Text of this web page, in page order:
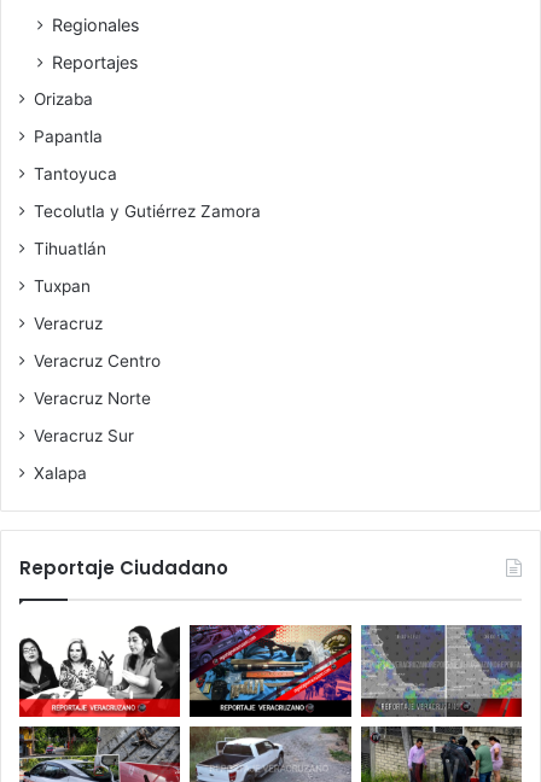
Regionales
Reportajes
Orizaba
Papantla
Tantoyuca
Tecolutla y Gutiérrez Zamora
Tihuatlán
Tuxpan
Veracruz
Veracruz Centro
Veracruz Norte
Veracruz Sur
Xalapa
Reportaje Ciudadano